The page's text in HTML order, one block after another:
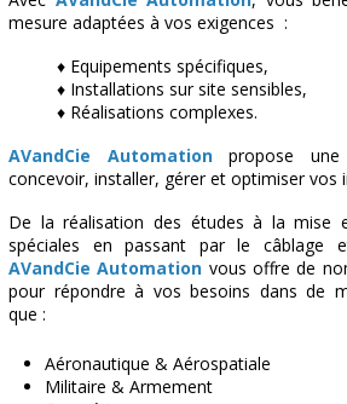
BATI
PONT ROULANT
REALISATIONS
NOS CLIENTS
NOS
mesure adaptées à vos exigences :
♦ Equipements spécifiques,
♦ Installations sur site sensibles,
♦ Réalisations complexes.
AVandCie Automationpropose une
concevoir, installer, gérer et optimiser vos
De la réalisation des études à la mise
spéciales en passant par le câblage
AVandCie Automation vous offre de
pour répondre à vos besoins dans de
que :
Aéronautique & Aérospatiale
Militaire & Armement